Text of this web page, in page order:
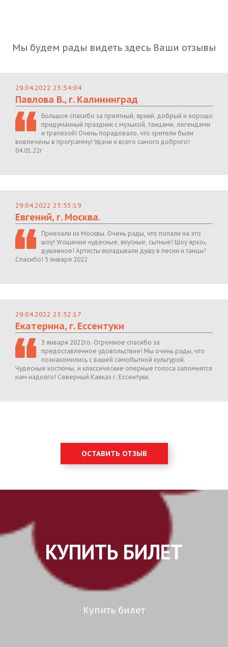
Мы будем рады видеть здесь Ваши отзывы
29.04.2022 23:54:04
Павлова В., г. Калининград
Большое спасибо за приятный, яркий, добрый и хорошо
придуманный праздник с музыкой, танцами, легендами
и трапезой! Очень порадовало, что зрители были
вовлечены в программу! Удачи и всего самого доброго!
04.01.22г
29.04.2022 23:53:19
Евгений, г. Москва.
Приехали из Москвы. Очень рады, что попали на это
шоу! Угощения чудесные, вкусные, сытные! Шоу яркое,
душевное! Артисты вкладывали душу в песни и танцы!
Спасибо! 5 января 2022
29.04.2022 23:52:17
Екатерина, г. Ессентуки
3 января 2022го. Огромное спасибо за
предоставленное удовольствие! Мы очень рады, что
познакомились с вашей самобытной культурой.
Чудесные костюмы, и классические оперные голоса запомнятся
нам надолго! Северный Кавказ г. Ессентуки.
ОСТАВИТЬ ОТЗЫВ
КУПИТЬ БИЛЕТ
Купить билет